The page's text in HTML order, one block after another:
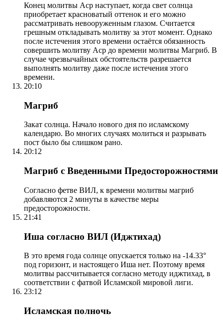
Конец молитвы Аср наступает, когда свет солнца
приобретает красноватый оттенок и его можно
рассматривать невооруженным глазом. Считается
грешным откладывать молитву за этот момент. Однако
после истечения этого времени остаётся обязанность
совершить молитву Аср до времени молитвы Магриб. В
случае чрезвычайных обстоятельств разрешается
выполнять молитву даже после истечения этого
времени.
20:10
Магриб
Закат солнца. Начало нового дня по исламскому
календарю. Во многих случаях молиться и разрывать
пост было бы слишком рано.
20:12
Магриб с Введенными Предосторожностями
Согласно фетве ВИЛ, к времени молитвы магриб
добавляются 2 минуты в качестве меры
предосторожности.
21:41
Иша согласно ВИЛ (Иджтихад)
В это время года солнце опускается только на -14.33°
под горизонт, и настоящего Иша нет. Поэтому время
молитвы рассчитывается согласно методу иджтихад, в
соответствии с фатвой Исламской мировой лиги.
23:12
Исламская полночь